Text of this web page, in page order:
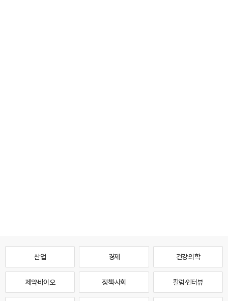
산업 경제 건강·의학
제약·바이오 정책·사회 칼럼·인터뷰